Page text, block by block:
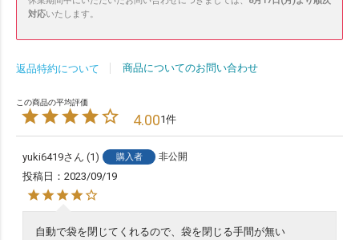
対応いたします。
返品特約について 商品についてのお問い合わせ
4.001
yuki6419 1 購入者 非公開
投稿日 2023/09/19
自動で袋を閉じてくれるので、袋を閉じる手間が無い